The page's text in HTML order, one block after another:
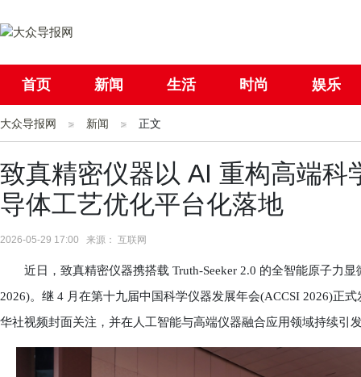
首页 新闻 生活 时尚 娱乐
社会 国际
大众导报网 新闻 正文
致真精密仪器以 AI 重构高端科
导体工艺优化平台化落地
2026-05-29 17:00 来源： 互联网
近日，致真精密仪器携搭载 Truth-Seeker 2.0 的全智能原子力显
2026)。继 4 月在第十九届中国科学仪器发展年会(ACCSI 2026)正
华社视频封面关注，并在人工智能与高端仪器融合应用领域持续引